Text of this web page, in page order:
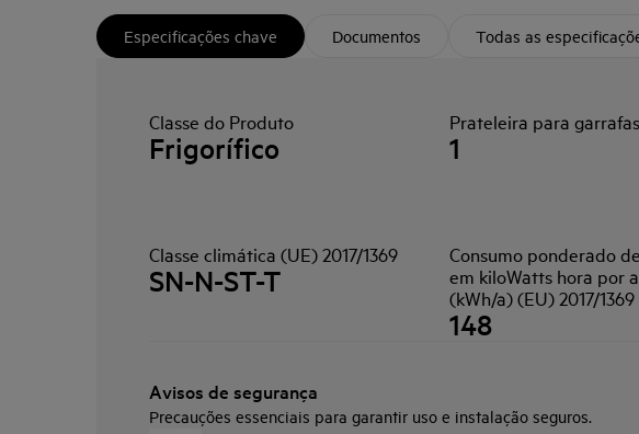
Especificações chave Documentos Todas as
Classe do Produto
Frigorífico
Prateleira para garrafas
1
Classe climática (UE) 2017/1369
SN-N-ST-T
Consumo ponderado
em kiloWatts hora por
(kWh/a) (EU) 2017/1369
148
Avisos de segurança
Precauções essenciais para garantir uso e instalação seguros.